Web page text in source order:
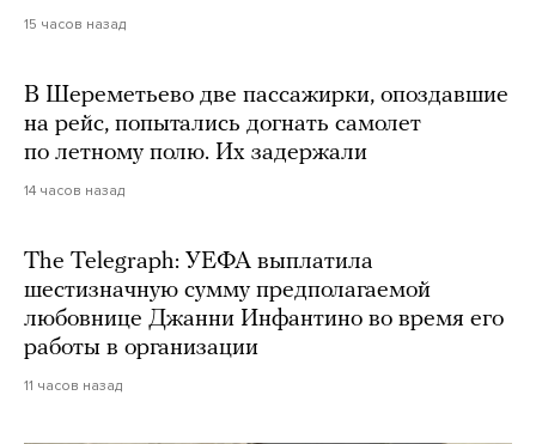
15 часов назад
В Шереметьево две пассажирки, опоздавшие
на рейс, попытались догнать самолет
по летному полю. Их задержали
14 часов назад
The Telegraph: УЕФА выплатила
шестизначную сумму предполагаемой
любовнице Джанни Инфантино во время его
работы в организации
11 часов назад